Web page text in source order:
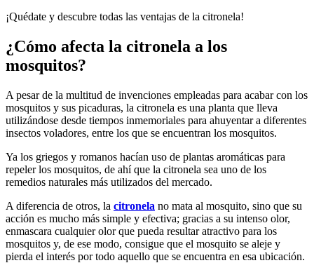
¡Quédate y descubre todas las ventajas de la citronela!
¿Cómo afecta la citronela a los
mosquitos?
A pesar de la multitud de invenciones empleadas para acabar con los
mosquitos y sus picaduras, la citronela es una planta que lleva
utilizándose desde tiempos inmemoriales para ahuyentar a diferentes
insectos voladores, entre los que se encuentran los mosquitos.
Ya los griegos y romanos hacían uso de plantas aromáticas para
repeler los mosquitos, de ahí que la citronela sea uno de los
remedios naturales más utilizados del mercado.
A diferencia de otros, la citronela no mata al mosquito, sino que su
acción es mucho más simple y efectiva; gracias a su intenso olor,
enmascara cualquier olor que pueda resultar atractivo para los
mosquitos y, de ese modo, consigue que el mosquito se aleje y
pierda el interés por todo aquello que se encuentra en esa ubicación.